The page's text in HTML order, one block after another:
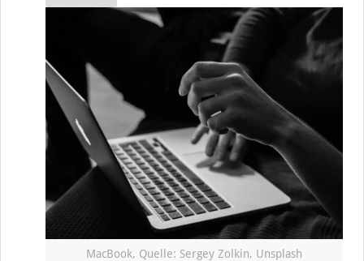
MacBook, Quelle: Sergey Zolkin, Unsplash